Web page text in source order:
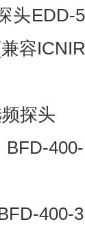
头EDD-
容
探头
400-